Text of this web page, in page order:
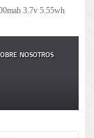
3.7v 5.55wh
NOSOTROS